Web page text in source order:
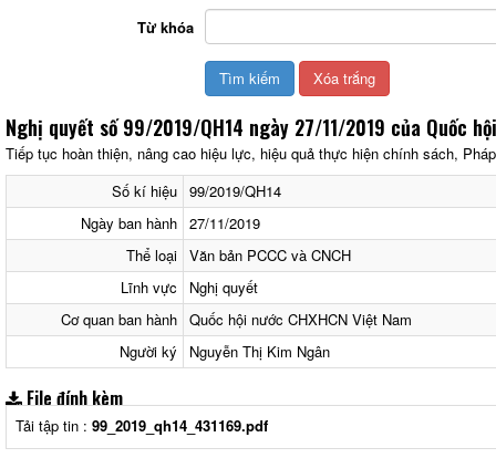
Từ khóa
Nghị quyết số 99/2019/QH14 ngày 27/11/2019 của Quốc
Tiếp tục hoàn thiện, nâng cao hiệu lực, hiệu quả thực hiện chính sách,
Số kí hiệu 99/2019/QH14
Ngày ban hành 27/11/2019
Thể loại Văn bản PCCC và CNCH
Lĩnh vực
Nghị quyết
Cơ quan ban hành Quốc hội nước CHXHCN Việt Nam
Người ký
Nguyễn Thị Kim Ngân
File đính kèm
Tải tập tin : 99_2019_qh14_431169.pdf